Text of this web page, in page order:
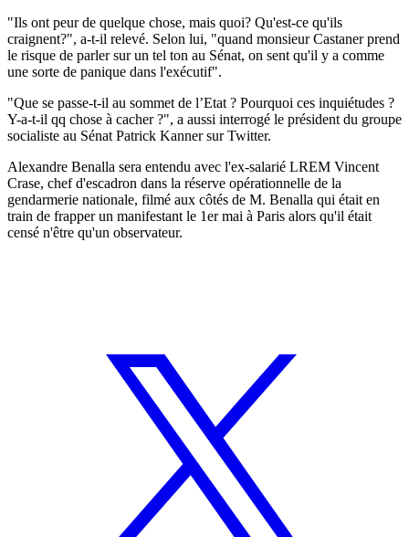
"Ils ont peur de quelque chose, mais quoi? Qu'est-ce qu'ils
craignent?", a-t-il relevé. Selon lui, "quand monsieur Castaner prend
le risque de parler sur un tel ton au Sénat, on sent qu'il y a comme
une sorte de panique dans l'exécutif".
"Que se passe-t-il au sommet de l’Etat ? Pourquoi ces inquiétudes ?
Y-a-t-il qq chose à cacher ?", a aussi interrogé le président du groupe
socialiste au Sénat Patrick Kanner sur Twitter.
Alexandre Benalla sera entendu avec l'ex-salarié LREM Vincent
Crase, chef d'escadron dans la réserve opérationnelle de la
gendarmerie nationale, filmé aux côtés de M. Benalla qui était en
train de frapper un manifestant le 1er mai à Paris alors qu'il était
censé n'être qu'un observateur.